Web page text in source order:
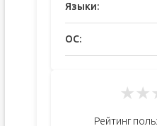
Языки:
ОС:
★★
Рейтинг